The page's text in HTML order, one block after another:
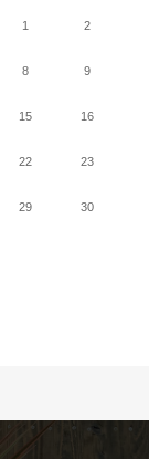
1 2
8 9
15 16
22 23
29 30